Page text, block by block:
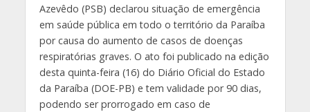
Azevêdo (PSB) declarou situação de emergência
em saúde pública em todo o território da Paraíba
por causa do aumento de casos de doenças
respiratórias graves. O ato foi publicado na edição
desta quinta-feira (16) do Diário Oficial do Estado
da Paraíba (DOE-PB) e tem validade por 90 dias,
podendo ser prorrogado em caso de